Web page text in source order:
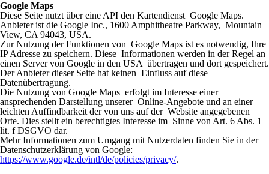
Google Maps
Diese Seite nutzt über eine API den Kartendienst Google Maps.
Anbieter ist die Google Inc., 1600 Amphitheatre Parkway, Mountain
View, CA 94043, USA.
Zur Nutzung der Funktionen von Google Maps ist es notwendig, Ihre
IP Adresse zu speichern. Diese Informationen werden in der Regel an
einen Server von Google in den USA übertragen und dort gespeichert.
Der Anbieter dieser Seite hat keinen Einfluss auf diese
Datenübertragung.
Die Nutzung von Google Maps erfolgt im Interesse einer
ansprechenden Darstellung unserer Online-Angebote und an einer
leichten Auffindbarkeit der von uns auf der Website angegebenen
Orte. Dies stellt ein berechtigtes Interesse im Sinne von Art. 6 Abs. 1
lit. f DSGVO dar.
Mehr Informationen zum Umgang mit Nutzerdaten finden Sie in der
Datenschutzerklärung von Google:
https://www.google.de/intl/de/policies/privacy/.